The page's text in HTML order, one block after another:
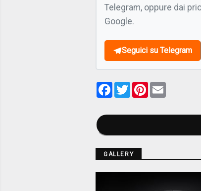
Telegram, oppure dai
Google.
Seguici su Telegram
Facebook
TwitterPinterest
GALLERY